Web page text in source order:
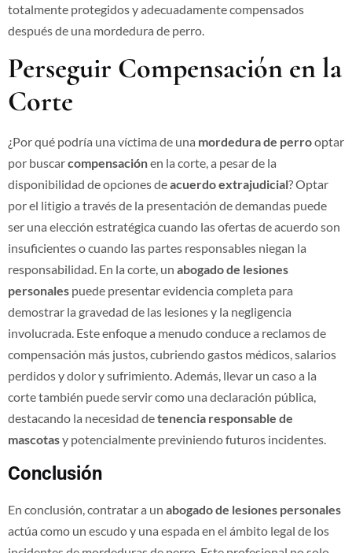
totalmente protegidos y adecuadamente compensados
después de una mordedura de perro.
Perseguir Compensación en la
Corte
¿Por qué podría una víctima de una mordedura de perrooptar
por buscarcompensaciónen la corte, a pesar de la
disponibilidad de opciones deacuerdo extrajudicial? Optar
por el litigio a través de la presentación de demandas puede
ser una elección estratégica cuando las ofertas de acuerdo son
insuficientes o cuando las partes responsables niegan la
responsabilidad. En la corte, un abogado de lesiones
personales puede presentar evidencia completa para
demostrar la gravedad de las lesiones y la negligencia
involucrada. Este enfoque a menudo conduce a reclamos de
compensación más justos, cubriendo gastos médicos, salarios
perdidos y dolor y sufrimiento. Además, llevar un caso a la
corte también puede servir como una declaración pública,
destacando la necesidad detenencia responsable de
mascotasy potencialmente previniendo futuros incidentes.
Conclusión
En conclusión, contratar a un abogado de lesiones personales
actúa como un escudo y una espada en el ámbito legal de los